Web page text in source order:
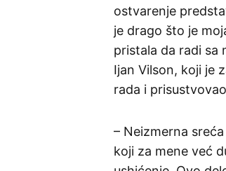
ostvarenje
je drago što je
pristala da radi sa
Ijan Vilson, koji je
rada i
– Neizmerna
koji za mene već